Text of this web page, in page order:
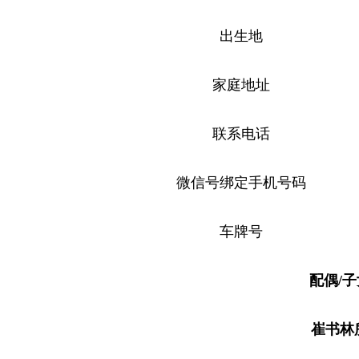
出生地
家庭地址
联系电话
微信号绑定手机号码
车牌号
配偶/
崔书林